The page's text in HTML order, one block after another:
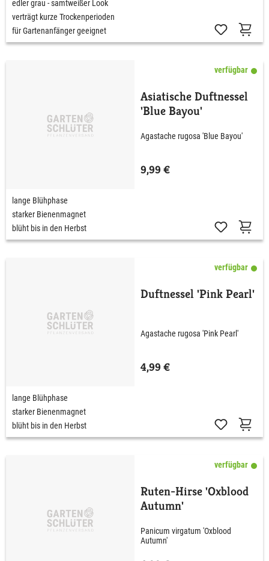
edler grau - samtweißer Look
verträgt kurze Trockenperioden
für Gartenanfänger geeignet
verfügbar
Asiatische Duftnessel
'Blue Bayou'
Agastache rugosa 'Blue Bayou'
9,99 €
lange Blühphase
starker Bienenmagnet
blüht bis in den Herbst
verfügbar
Duftnessel 'Pink Pearl'
Agastache rugosa 'Pink Pearl'
4,99 €
lange Blühphase
starker Bienenmagnet
blüht bis in den Herbst
verfügbar
Ruten-Hirse 'Oxblood
Autumn'
Panicum virgatum 'Oxblood
Autumn'